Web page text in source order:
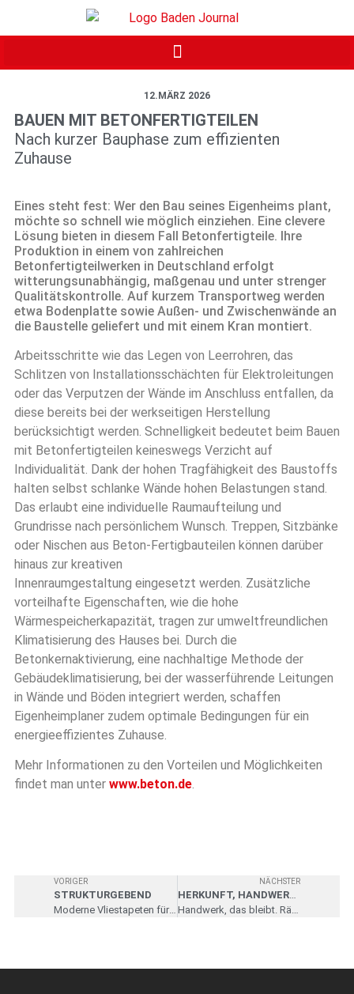
12.MÄRZ 2026
BAUEN MIT BETONFERTIGTEILEN
Nach kurzer Bauphase zum effizienten
Zuhause
Eines steht fest: Wer den Bau seines Eigenheims plant,
möchte so schnell wie möglich einziehen. Eine clevere
Lösung bieten in diesem Fall Betonfertigteile. Ihre
Produktion in einem von zahlreichen
Betonfertigteilwerken in Deutschland erfolgt
witterungsunabhängig, maßgenau und unter strenger
Qualitätskontrolle. Auf kurzem Transportweg werden
etwa Bodenplatte sowie Außen- und Zwischenwände an
die Baustelle geliefert und mit einem Kran montiert.
Arbeitsschritte wie das Legen von Leerrohren, das
Schlitzen von Installationsschächten für Elektroleitungen
oder das Verputzen der Wände im Anschluss entfallen, da
diese bereits bei der werkseitigen Herstellung
berücksichtigt werden. Schnelligkeit bedeutet beim Bauen
mit Betonfertigteilen keineswegs Verzicht auf
Individualität. Dank der hohen Tragfähigkeit des Baustoffs
halten selbst schlanke Wände hohen Belastungen stand.
Das erlaubt eine individuelle Raumaufteilung und
Grundrisse nach persönlichem Wunsch. Treppen, Sitzbänke
oder Nischen aus Beton-Fertigbauteilen können darüber
hinaus zur kreativen
Innenraumgestaltung eingesetzt werden. Zusätzliche
vorteilhafte Eigenschaften, wie die hohe
Wärmespeicherkapazität, tragen zur umweltfreundlichen
Klimatisierung des Hauses bei. Durch die
Betonkernaktivierung, eine nachhaltige Methode der
Gebäudeklimatisierung, bei der wasserführende Leitungen
in Wände und Böden integriert werden, schaffen
Eigenheimplaner zudem optimale Bedingungen für ein
energieeffizientes Zuhause.
Mehr Informationen zu den Vorteilen und Möglichkeiten
findet man unter www.beton.de.
VORIGER
STRUKTURGEBEND
Moderne Vliestapeten für jeden Anspruch
NÄCHSTER
HERKUNFT, HANDWERK & HALTUNG
Handwerk, das bleibt. Räume, die erzählen.